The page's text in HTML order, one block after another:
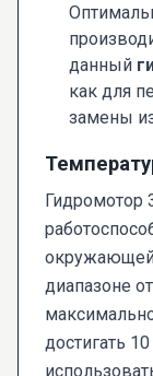
данный
как для
замены
Гидромотор
окружающей
диапазоне
достигать